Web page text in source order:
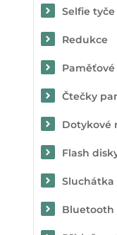
Selfie tyče
Redukce
Čtečky
Dotykové
Flash
Sluchátka
Bluetooth